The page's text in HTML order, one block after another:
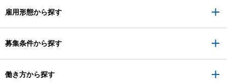
雇用形態から探す
募集条件から探す
働き方から探す